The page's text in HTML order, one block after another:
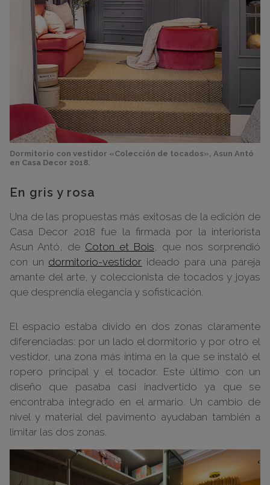
Dormitorio con vestidor «Colección de tocados», Asun Antó
en Casa Decor 2018.
En gris y rosa
Una de las propuestas más exitosas de la edición de
Casa Decor 2018 fue la firmada por la interiorista
Asun Antó, de Coton et Bois , que nos sorprendió
con un dormitorio-vestidor ideado para una pareja
amante del arte, y coleccionista de tocados y joyas
que desprendía elegancia y sofisticación.
El espacio estaba divido en dos zonas claramente
diferenciadas: por un lado el dormitorio y por otro el
vestidor, una zona más íntima en la que se instaló el
ropero principal y el tocador. Este último con un
diseño que pasaba casi inadvertido ya que se
encontraba integrado en el armario. Un cambio de
nivel y material del pavimento ayudaban también a
limitar las dos zonas.